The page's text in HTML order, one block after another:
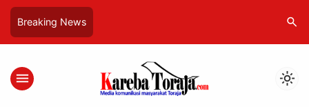
Breaking News search
menu light_mode